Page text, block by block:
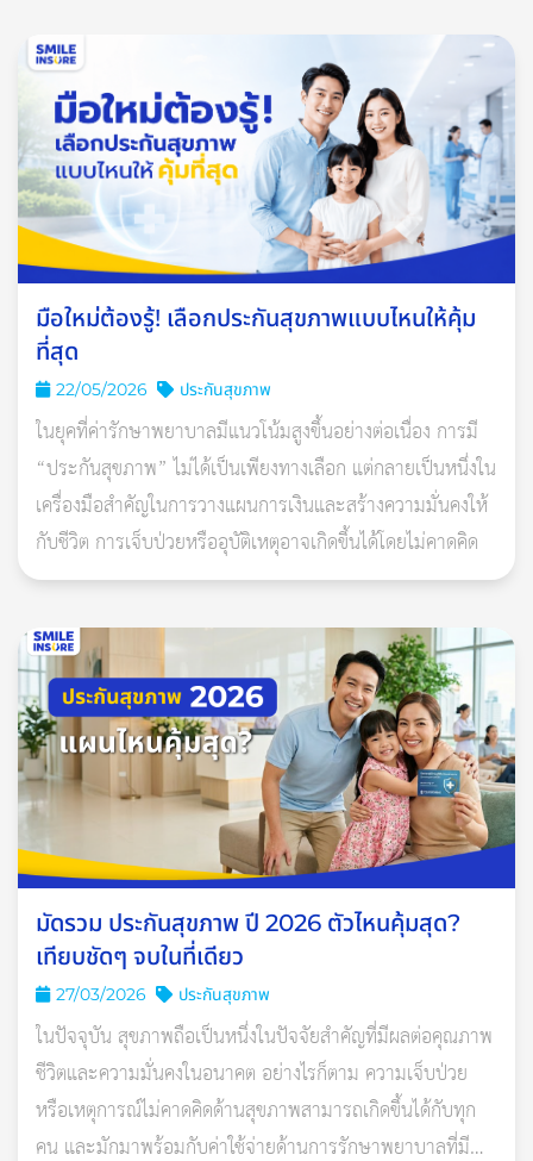
1. พักผ่อนให้เพียงพอ อย่างน้อย 6-7
ชั่วโมง
การนอนหลับพักผ่อนให้เพียงพอ นอกจากจะเป็นการพักร่างกายที่
เหนื่อยล้าของเราแล้ว ยังช่วยให้ร่างกายสดชื่น และกระตือรือร้น
เมื่อตื่นขึ้นมายามเช้าเพราะการนอนพักผ่อนอย่างเพียงพอ จะส่งผล
ดีต่อสุขภาพของเรา ได้แก่
ร่างกายได้ซ่อมแซมส่วนที่สึกหรอ
ช่วยเพิ่มความคิดสร้างสรรค์
ผิวเปล่งปลั่งสวยงาม
มีความสุขมากขึ้น
เคล็ดลับหลับสบาย
แต่ถ้าหากนอนหลับไม่เพียงพอก็จะส่งผลเสียดังนี้
ภูมิคุ้มกันอ่อนแอลง
สุขภาพแย่เป็นเหตุให้เจ็บป่วยได้ง่ายขึ้น
สมองทำงานช้า
ความจำแย่ลง
มือใหม่ต้องรู้! เลือกประกันสุขภาพแบบไหนให้คุ้ม
ที่สุด
22/05/2026 ประกันสุขภาพ
ในยุคที่ค่ารักษาพยาบาลมีแนวโน้มสูงขึ้นอย่างต่อเนื่อง การมี
“ประกันสุขภาพ” ไม่ได้เป็นเพียงทางเลือก แต่กลายเป็นหนึ่งใน
เครื่องมือสำคัญในการวางแผนการเงินและสร้างความมั่นคงให้
กับชีวิต การเจ็บป่วยหรืออุบัติเหตุอาจเกิดขึ้นได้โดยไม่คาดคิด
มัดรวม ประกันสุขภาพ ปี 2026 ตัวไหนคุ้มสุด?
เทียบชัดๆ จบในที่เดียว
27/03/2026 ประกันสุขภาพ
ในปัจจุบัน สุขภาพถือเป็นหนึ่งในปัจจัยสำคัญที่มีผลต่อคุณภาพ
ชีวิตและความมั่นคงในอนาคต อย่างไรก็ตาม ความเจ็บป่วย
หรือเหตุการณ์ไม่คาดคิดด้านสุขภาพสามารถเกิดขึ้นได้กับทุก
คน และมักมาพร้อมกับค่าใช้จ่ายด้านการรักษาพยาบาลที่มี